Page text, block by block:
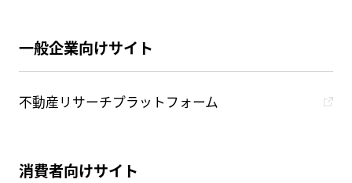
一般企業向けサイト
不動産リサーチプラットフォーム
消費者向けサイト